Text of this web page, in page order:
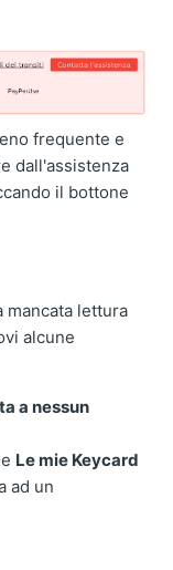
frequente e
dall'assistenza
il bottone
mancata lettura
alcune
a nessun
Le mie Keycard
ad un